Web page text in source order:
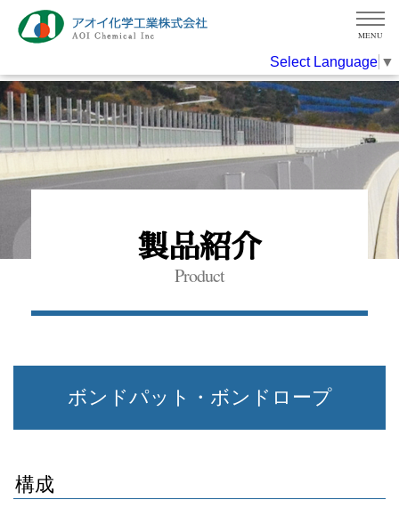
Select Language ▼
MENU
製品紹介
Product
ボンドパット・ボンドロープ
構成